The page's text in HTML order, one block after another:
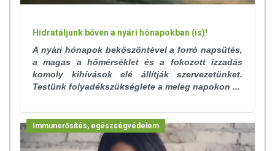
Hidratáljunk bőven a nyári hónapokban (is)!
A nyári hónapok beköszöntével a forró napsütés,
a magas a hőmérséklet és a fokozott izzadás
komoly kihívások elé állítják szervezetünket.
Testünk folyadékszükséglete a meleg napokon ...
Immunerősítés, egészségvédelem